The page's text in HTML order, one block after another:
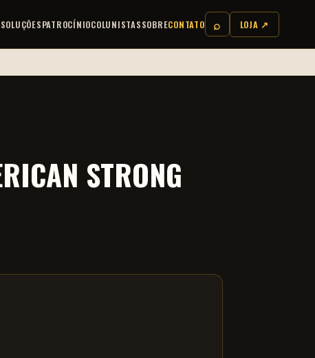
SOLUÇÕESPATROCÍNIOCOLUNISTASSOBRECONTATO ⌕ LOJA ↗
STRONG